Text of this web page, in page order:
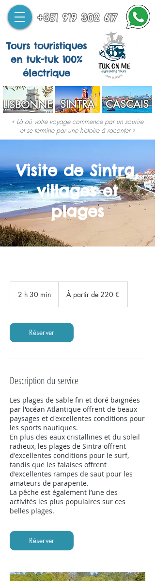
Tours touristiques
en tuk-tuk 100%
électrique
LISBONNE SINTRA CASCAIS
« Là où votre voyage commence par un sourire
et se termine par une histoire à raconter »
+351 919 302 617
Visite de Sintra,
villages et
plages
2 h 30 min
0
m
i
partir
euros
À partir de 220 €
Réserver
Description du service
Les plages de sable fin et doré baignées
par l'océan Atlantique offrent de beaux
paysages et d'excellentes conditions pour
les sports nautiques.
En plus des eaux cristallines et du soleil
radieux, les plages de Sintra offrent
d'excellentes conditions pour le surf,
tandis que les falaises offrent
d'excellentes rampes de saut pour les
amateurs de parapente.
La pêche est également l’une des
activités les plus populaires sur ces
belles plages.
Réserver